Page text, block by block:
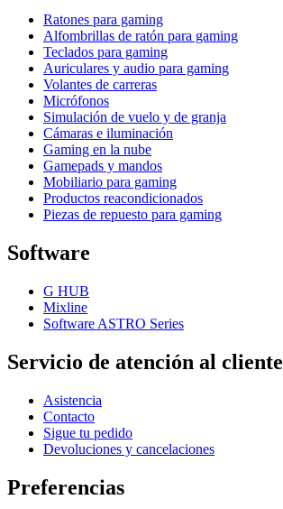
Ratones para gaming
Alfombrillas de ratón para gaming
Teclados para gaming
Auriculares y audio para gaming
Volantes de carreras
Micrófonos
Simulación de vuelo y de granja
Cámaras e iluminación
Gaming en la nube
Gamepads y mandos
Mobiliario para gaming
Productos reacondicionados
Piezas de repuesto para gaming
Software
G HUB
Mixline
Software ASTRO Series
Servicio de atención al cliente
Asistencia
Contacto
Sigue tu pedido
Devoluciones y cancelaciones
Preferencias